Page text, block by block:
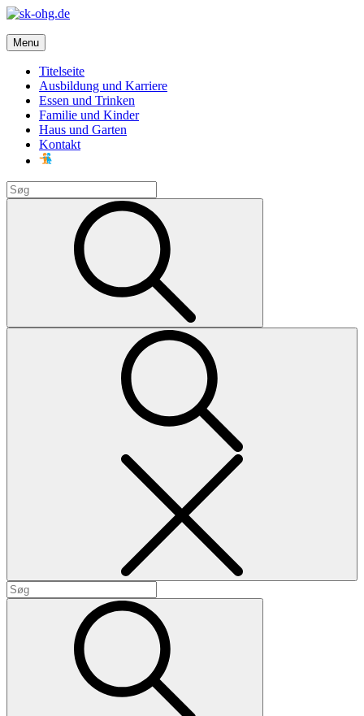
Skip
content
sk-ohg.de
Die besten Neuigkeiten
Menu
Titelseite
Ausbildung und Karriere
Essen und Trinken
Familie und Kinder
Haus und Garten
Kontakt
Search
for:
Search
for: